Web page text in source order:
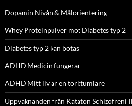
Dopamin Nivån & Målorientering
Whey Proteinpulver mot Diabetes typ 2
Diabetes typ 2 kan botas
ADHD Medicin fungerar
ADHD Mitt liv är en torktumlare
Uppvaknanden från Kataton Schizofreni II